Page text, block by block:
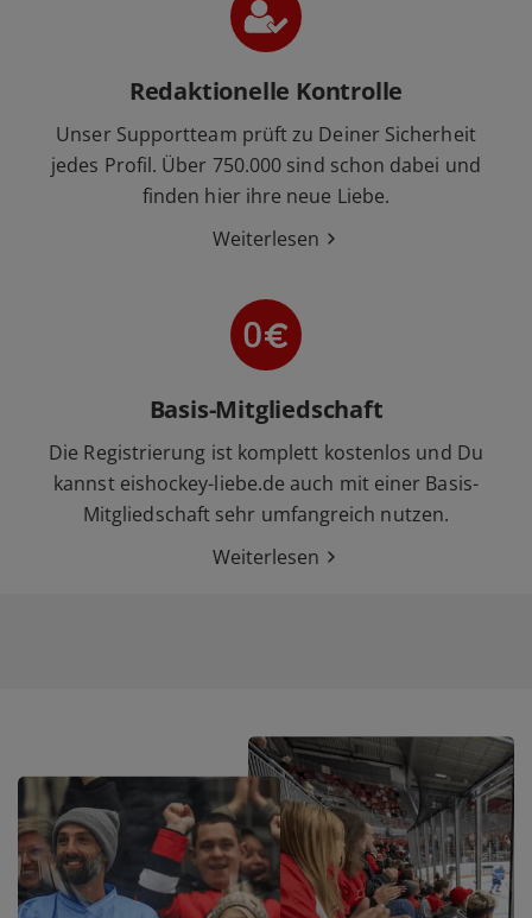
Redaktionelle Kontrolle
Unser Supportteam prüft zu Deiner Sicherheit
jedes Profil. Über 750.000 sind schon dabei und
finden hier ihre neue Liebe.
Weiterlesen
Basis-Mitgliedschaft
Die Registrierung ist komplett kostenlos und Du
kannst eishockey-liebe.de auch mit einer Basis-
Mitgliedschaft sehr umfangreich nutzen.
Weiterlesen